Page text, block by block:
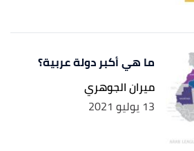
ما هي أكبر دولة عربية؟
ميران الجوهري
13 يوليو 2021